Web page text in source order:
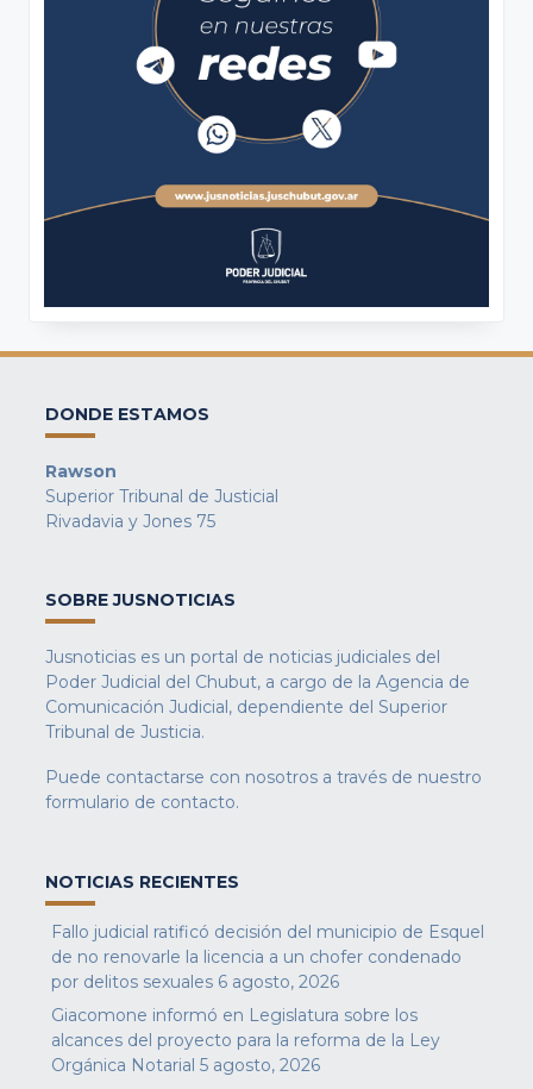
DONDE ESTAMOS
Rawson
Superior Tribunal de Justicial
Rivadavia y Jones 75
SOBRE JUSNOTICIAS
Jusnoticias es un portal de noticias judiciales del
Poder Judicial del Chubut, a cargo de la Agencia de
Comunicación Judicial, dependiente del Superior
Tribunal de Justicia.
Puede contactarse con nosotros a través de nuestro
formulario de contacto.
NOTICIAS RECIENTES
Fallo judicial ratificó decisión del municipio de Esquel
de no renovarle la licencia a un chofer condenado
por delitos sexuales 6 agosto, 2026
Giacomone informó en Legislatura sobre los
alcances del proyecto para la reforma de la Ley
Orgánica Notarial 5 agosto, 2026